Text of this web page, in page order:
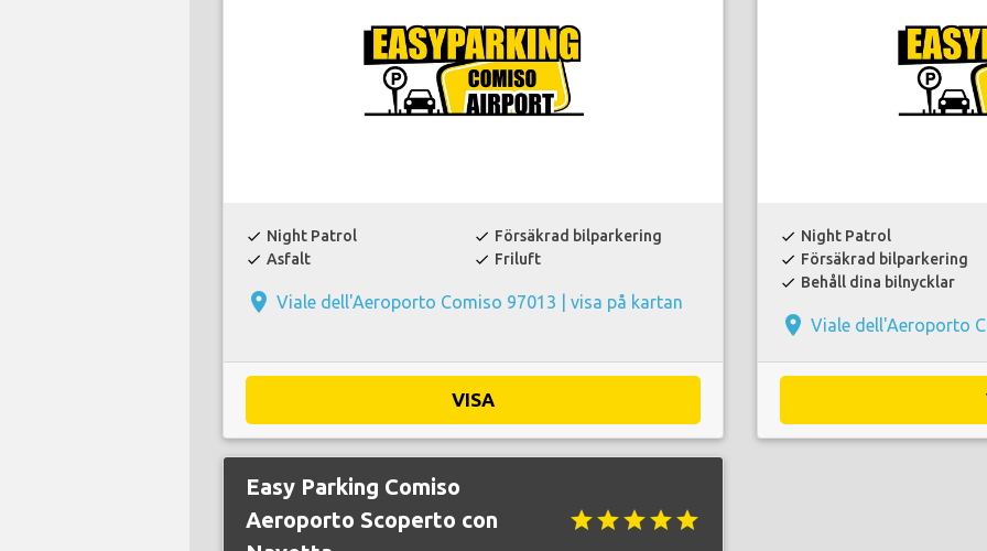
check Night Patrol check Försäkrad bilparkering
check Asfalt check Friluft
place Viale dell'Aeroporto Comiso 97013 | visa på kartan
VISA
check Night Patrol
check Försäkrad bilparkering
check Behåll dina bilnycklar
place Viale dell'Aeroporto
Easy Parking Comiso
Aeroporto Scoperto con
starstarstarstarstar